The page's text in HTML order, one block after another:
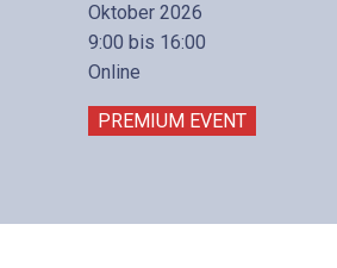
Oktober 2026
9:00 bis 16:00
Online
PREMIUM EVENT